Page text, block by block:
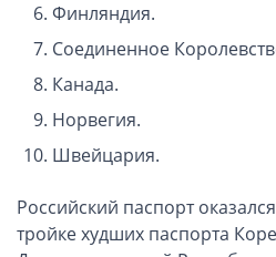
Гражданство Сьерра-Леоне
Европейские и резидентные
Английские партнерства LLP
Ирландские партнерства LP
Финляндия.
Соединенное
Канада.
Норвегия.
Швейцария.
Российский паспорт
тройке худших паспорта